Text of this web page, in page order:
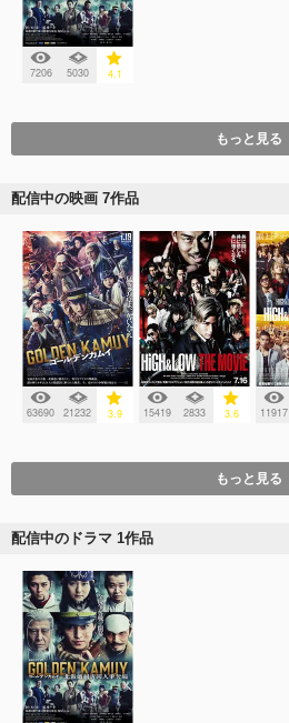
7206 5030 4.1
もっと見る
配信中の映画 7作品
63690 21232 3.9 15419 2833 3.6 11917
もっと見る
配信中のドラマ 1作品